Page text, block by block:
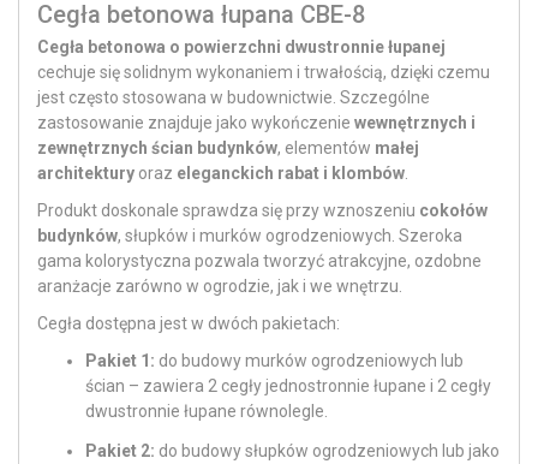
Cegła betonowa łupana CBE-8
Cegła betonowa o powierzchni dwustronnie łupanej
cechuje się solidnym wykonaniem i trwałością, dzięki czemu
jest często stosowana w budownictwie. Szczególne
zastosowanie znajduje jako wykończenie wewnętrznych i
zewnętrznych ścian budynków, elementów małej
architektury oraz eleganckich rabat i klombów
Produkt doskonale sprawdza się przy wznoszeniu cokołów
budynków, słupków i murków ogrodzeniowych. Szeroka
gama kolorystyczna pozwala tworzyć atrakcyjne, ozdobne
aranżacje zarówno w ogrodzie, jak i we wnętrzu.
Cegła dostępna jest w dwóch pakietach:
Pakiet 1: do budowy murków ogrodzeniowych lub
ścian – zawiera 2 cegły jednostronnie łupane i 2 cegły
dwustronnie łupane równolegle.
Pakiet 2: do budowy słupków ogrodzeniowych lub jako